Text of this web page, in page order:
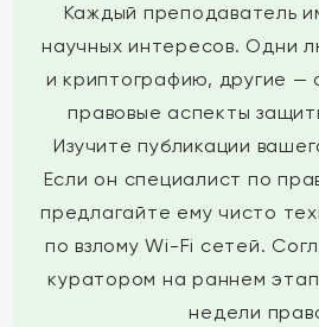
Каждый преподаватель
научных интересов. Одни
и криптографию, другие —
правовые аспекты
Изучите публикации
Если он специалист по
предлагайте ему чисто
по взлому Wi-Fi сетей.
куратором на раннем
недели